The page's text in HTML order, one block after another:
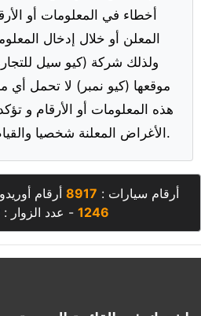
أخطاء في المعلومات أو
المعلن أو خلال إدخال
ولذلك شركة (كيو سيل
موقعها (كيو نمبر) لا تحمل أي
هذه المعلومات أو الأرقام و
الأغراض المعلنة شخصيا والقيام بالفحص قبل الشراء.
أرقام سيارات : 8917 أرقام
1246 - عدد الزوار :